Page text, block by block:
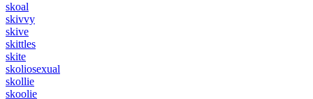
skoal
skivvy
skive
skittles
skite
skoliosexual
skollie
skoolie